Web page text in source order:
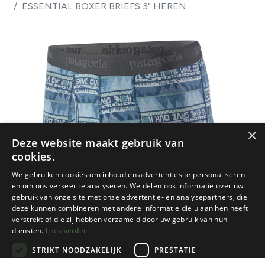
ESSENTIAL BOXER BRIEFS 3" HEREN
×
Deze website maakt gebruik van
cookies.
We gebruiken cookies om inhoud en advertenties te personaliseren
en om ons verkeer te analyseren. We delen ook informatie over uw
gebruik van onze site met onze advertentie- en analysepartners, die
deze kunnen combineren met andere informatie die u aan hen heeft
verstrekt of die zij hebben verzameld door uw gebruik van hun
diensten. Lees verder
STRIKT NOODZAKELIJK
PRESTATIE